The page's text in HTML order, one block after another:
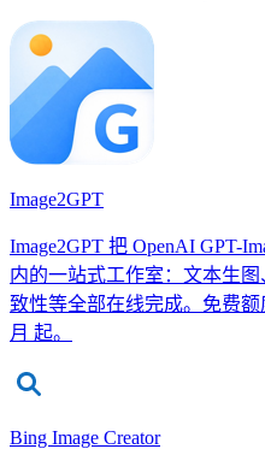
Image2GPT
Image2GPT 把 OpenAI GPT-
内的一站式工作室：文本生
致性等全部在线完成。免费
月 起。
Bing Image Creator